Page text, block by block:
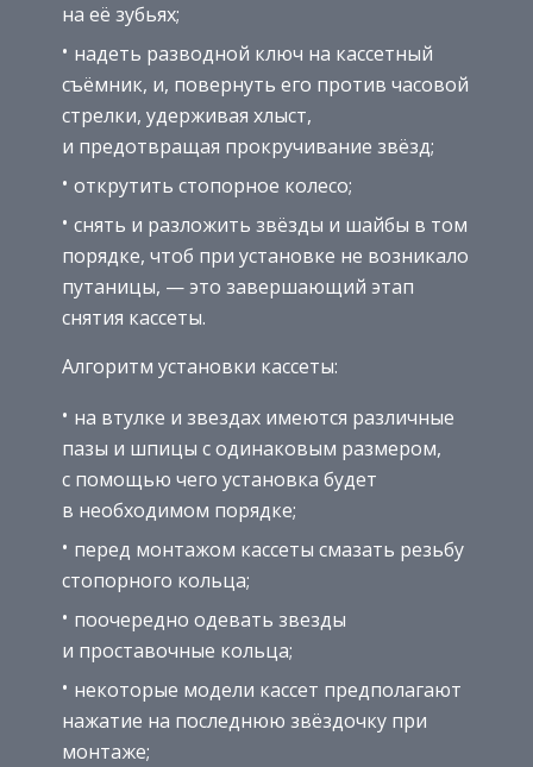
на её зубьях;
надеть разводной ключ на кассетный
съёмник, и, повернуть его против часовой
стрелки, удерживая хлыст,
и предотвращая прокручивание звёзд;
открутить стопорное колесо;
снять и разложить звёзды и шайбы в том
порядке, чтоб при установке не возникало
путаницы, — это завершающий этап
снятия кассеты.
Алгоритм установки кассеты:
на втулке и звездах имеются различные
пазы и шпицы с одинаковым размером,
с помощью чего установка будет
в необходимом порядке;
перед монтажом кассеты смазать резьбу
стопорного кольца;
поочередно одевать звезды
и проставочные кольца;
некоторые модели кассет предполагают
нажатие на последнюю звёздочку при
монтаже;